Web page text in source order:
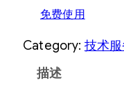
：
免费使用
Category: 技术
描述